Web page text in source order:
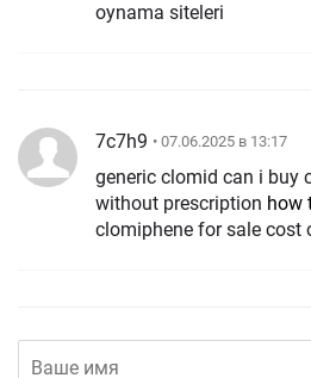
oynama siteleri
7c7h9 • 07.06.2025 в 13:17
generic clomid can i buy
without prescription how
clomiphene for sale cost